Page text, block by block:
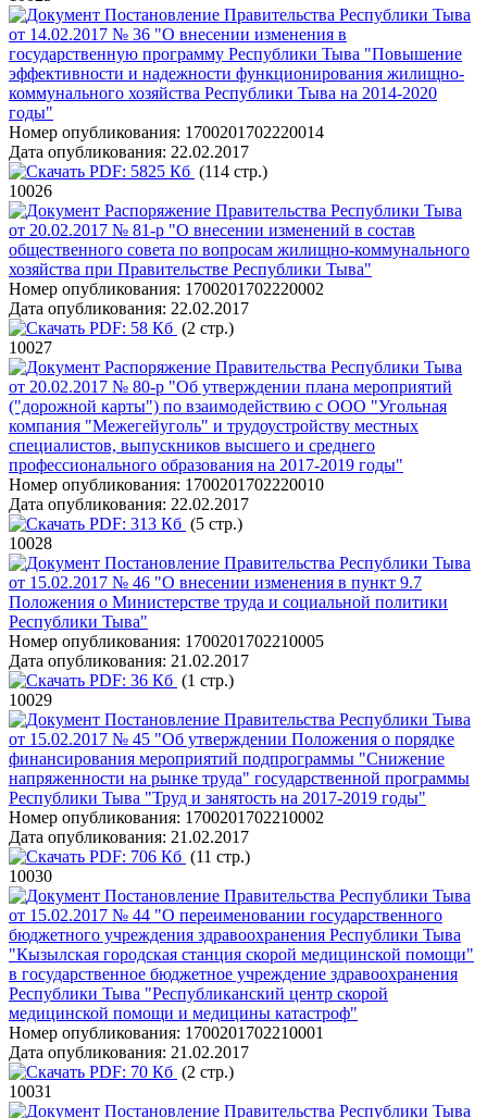
Постановление Правительства Республики Тыва
от 14.02.2017 № 36 "О внесении изменения в
государственную программу Республики Тыва "Повышение
эффективности и надежности функционирования жилищно-
коммунального хозяйства Республики Тыва на 2014-2020
годы"
Номер опубликования: 1700201702220014
Дата опубликования: 22.02.2017
PDF: 5825 Кб (114 стр.)
10026
Распоряжение Правительства Республики Тыва
от 20.02.2017 № 81-р "О внесении изменений в состав
общественного совета по вопросам жилищно-коммунального
хозяйства при Правительстве Республики Тыва"
Номер опубликования: 1700201702220002
Дата опубликования: 22.02.2017
PDF: 58 Кб (2 стр.)
10027
Распоряжение Правительства Республики Тыва
от 20.02.2017 № 80-р "Об утверждении плана мероприятий
("дорожной карты") по взаимодействию с ООО "Угольная
компания "Межегейуголь" и трудоустройству местных
специалистов, выпускников высшего и среднего
профессионального образования на 2017-2019 годы"
Номер опубликования: 1700201702220010
Дата опубликования: 22.02.2017
PDF: 313 Кб (5 стр.)
10028
Постановление Правительства Республики Тыва
от 15.02.2017 № 46 "О внесении изменения в пункт 9.7
Положения о Министерстве труда и социальной политики
Республики Тыва"
Номер опубликования: 1700201702210005
Дата опубликования: 21.02.2017
PDF: 36 Кб (1 стр.)
10029
Постановление Правительства Республики Тыва
от 15.02.2017 № 45 "Об утверждении Положения о порядке
финансирования мероприятий подпрограммы "Снижение
напряженности на рынке труда" государственной программы
Республики Тыва "Труд и занятость на 2017-2019 годы"
Номер опубликования: 1700201702210002
Дата опубликования: 21.02.2017
PDF: 706 Кб (11 стр.)
10030
Постановление Правительства Республики Тыва
от 15.02.2017 № 44 "О переименовании государственного
бюджетного учреждения здравоохранения Республики Тыва
"Кызылская городская станция скорой медицинской помощи"
в государственное бюджетное учреждение здравоохранения
Республики Тыва "Республиканский центр скорой
медицинской помощи и медицины катастроф"
Номер опубликования: 1700201702210001
Дата опубликования: 21.02.2017
PDF: 70 Кб (2 стр.)
10031
Постановление Правительства Республики Тыва